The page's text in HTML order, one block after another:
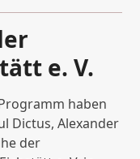
e. V.
haben
Dictus, Alexander
der